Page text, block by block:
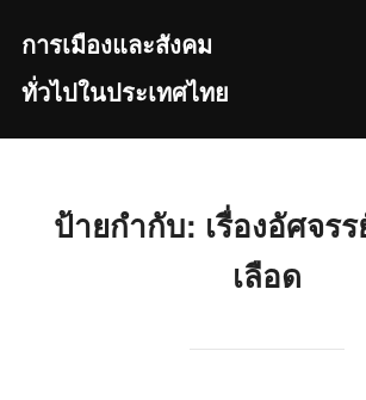
content
การเมืองและสังคม
ทั่วไปในประเทศไทย
ป้ายกำกับ: เรื่องอัศจร
เลือด